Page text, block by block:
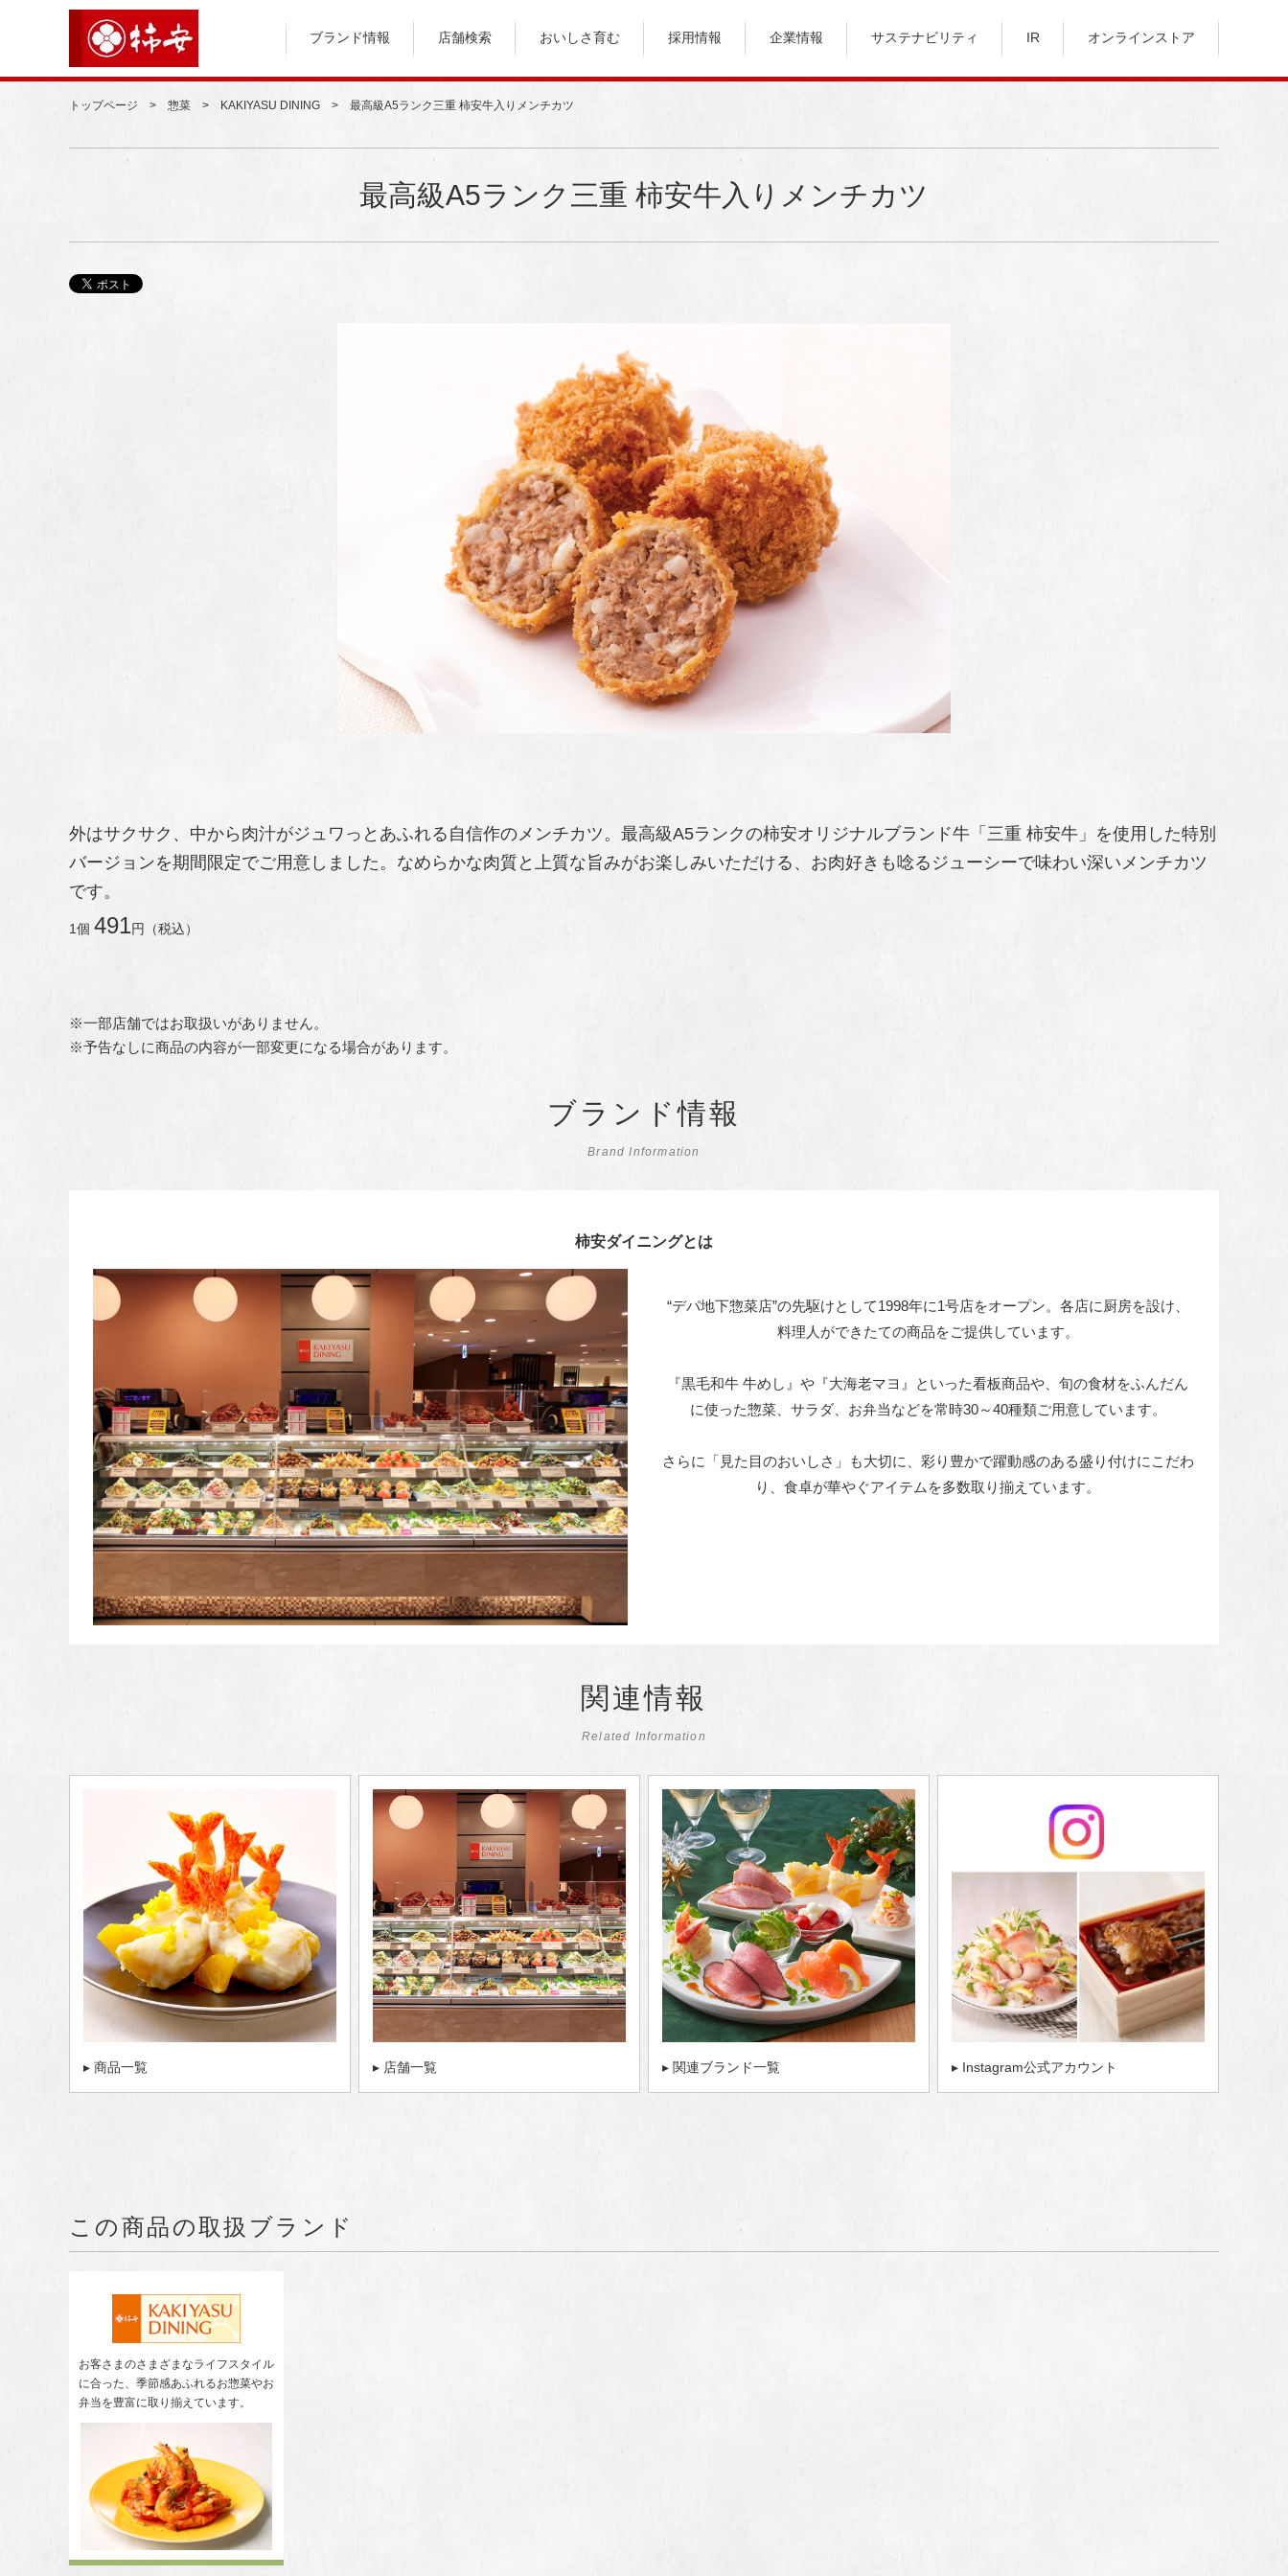
ブランド情報 店舗検索 おいしさ育む 採用情報 企業情報 サステナビリティ IR オンラインストア
トップページ 惣菜 KAKIYASU DINING 最高級A5ランク三重 柿安牛入りメンチカツ
最高級A5ランク三重 柿安牛入りメンチカツ
外はサクサク、中から肉汁がジュワっとあふれる自信作のメンチカツ。最高級A5ランクの柿安オリジナルブランド牛「三重 柿安牛」を使用した特別
バージョンを期間限定でご用意しました。なめらかな肉質と上質な旨みがお楽しみいただける、お肉好きも唸るジューシーで味わい深いメンチカツ
です。
1個 491円（税込）
※一部店舗ではお取扱いがありません。
※予告なしに商品の内容が一部変更になる場合があります。
ブランド情報
Brand Information
柿安ダイニングとは
“デパ地下惣菜店”の先駆けとして1998年に1号店をオープン。各店に厨房を設け、
料理人ができたての商品をご提供しています。
『黒毛和牛 牛めし』や『大海老マヨ』といった看板商品や、旬の食材をふんだん
に使った惣菜、サラダ、お弁当などを常時30～40種類ご用意しています。
さらに「見た目のおいしさ」も大切に、彩り豊かで躍動感のある盛り付けにこだわ
り、食卓が華やぐアイテムを多数取り揃えています。
関連情報
Related Information
▸ 商品一覧 ▸ 店舗一覧 ▸ 関連ブランド一覧 ▸ Instagram公式アカウント
この商品の取扱ブランド
お客さまのさまざまなライフスタイル
に合った、季節感あふれるお惣菜やお
弁当を豊富に取り揃えています。